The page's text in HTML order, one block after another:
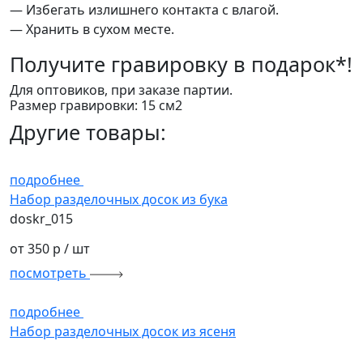
— Избегать излишнего контакта с влагой.
— Хранить в сухом месте.
Получите гравировку в подарок*!
Для оптовиков, при заказе партии.
Размер гравировки: 15 см2
Другие товары:
подробнее
Набор разделочных досок из бука
doskr_015
от 350 р / шт
посмотреть
подробнее
Набор разделочных досок из ясеня